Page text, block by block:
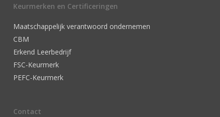
Keurmerken en Certificeringen
Maatschappelijk verantwoord ondernemen
CBM
Erkend Leerbedrijf
FSC-Keurmerk
PEFC-Keurmerk
Contact